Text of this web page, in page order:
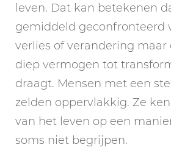
leven. Dat kan betekenen
gemiddeld geconfronteerd
verlies of verandering maar
diep vermogen tot
draagt. Mensen met een
zelden oppervlakkig. Ze
van het leven op een
soms niet begrijpen.